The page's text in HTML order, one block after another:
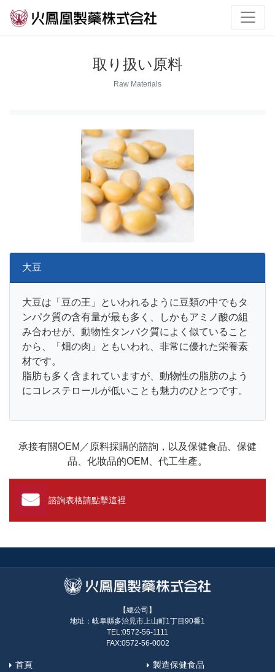
取り扱い原料
Raw Materials
大豆
大豆は「豆の王」といわれるように豆類の中でもタ
ンパク質の含有量が最も多く、しかもアミノ酸の組
み合わせが、動物性タンパク質によく似ていること
から、「畑の肉」ともいわれ、非常に優れた栄養素
材です。
脂肪も多く含まれていますが、動物性の脂肪のよう
にコレステロールが低いことも魅力のひとつです。
承接有關OEM／原料採購的諮詢，以及保健食品、保健
品、化妝品的OEM、代工生產。
諮詢表格請點擊這裡
【總公司】
地址：岐阜縣多治見市上山町1丁目90番1
TEL:0572-56-1111
FAX:0572-56-0002
首頁
製造保健食品